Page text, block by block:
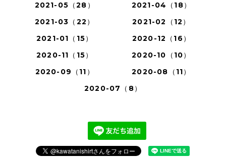
2021-05（28）
2021-04（18）
2021-03（22）
2021-02（12）
2021-01（15）
2020-12（16）
2020-11（15）
2020-10（10）
2020-09（11）
2020-08（11）
2020-07（8）